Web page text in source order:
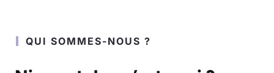
QUI SOMMES-NOUS ?